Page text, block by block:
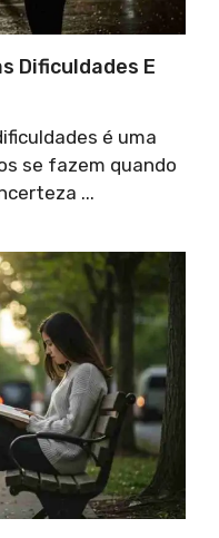
Dificuldades E
é uma
se fazem quando
...